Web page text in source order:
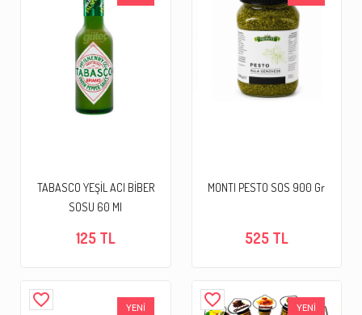
TABASCO YEŞİL ACI BİBER
SOSU 60 Ml
125 TL
MONTI PESTO SOS 900 Gr
525 TL
favorite_border YENİ favorite_border YENİ